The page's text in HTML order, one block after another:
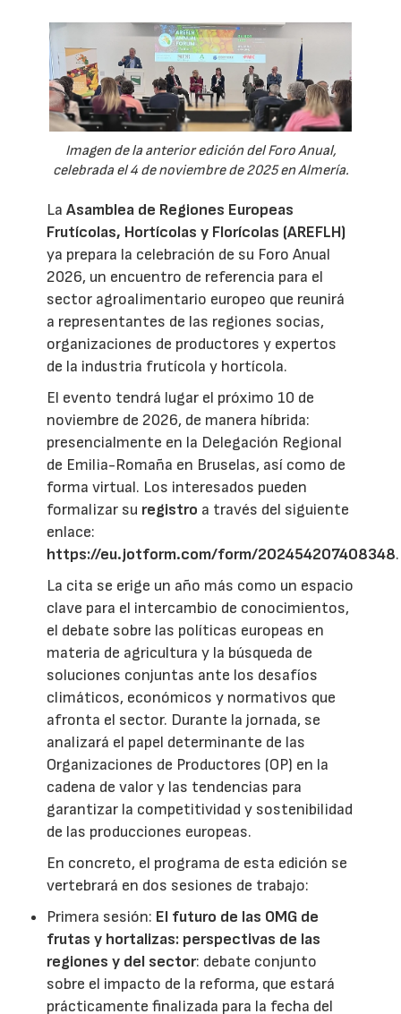
Imagen de la anterior edición del Foro Anual,
celebrada el 4 de noviembre de 2025 en Almería.
LaAsamblea de Regiones Europeas
Frutícolas, Hortícolas y Florícolas (AREFLH)
ya prepara la celebración de su Foro Anual
2026, un encuentro de referencia para el
sector agroalimentario europeo que reunirá
a representantes de las regiones socias,
organizaciones de productores y expertos
de la industria frutícola y hortícola.
El evento tendrá lugar el próximo 10 de
noviembre de 2026, de manera híbrida:
presencialmente en la Delegación Regional
de Emilia-Romaña en Bruselas, así como de
forma virtual. Los interesados pueden
formalizar su registro a través del siguiente
enlace:
https://eu.jotform.com/form/202454207408348.
La cita se erige un año más como un espacio
clave para el intercambio de conocimientos,
el debate sobre las políticas europeas en
materia de agricultura y la búsqueda de
soluciones conjuntas ante los desafíos
climáticos, económicos y normativos que
afronta el sector. Durante la jornada, se
analizará el papel determinante de las
Organizaciones de Productores (OP) en la
cadena de valor y las tendencias para
garantizar la competitividad y sostenibilidad
de las producciones europeas.
En concreto, el programa de esta edición se
vertebrará en dos sesiones de trabajo:
Primera sesión: El futuro de las OMG de
frutas y hortalizas: perspectivas de las
regiones y del sector: debate conjunto
sobre el impacto de la reforma, que estará
prácticamente finalizada para la fecha del